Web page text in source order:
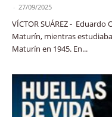
- 27/09/2025
VÍCTOR SUÁREZ -
Maturín, mientras
Maturín en 1945. En...